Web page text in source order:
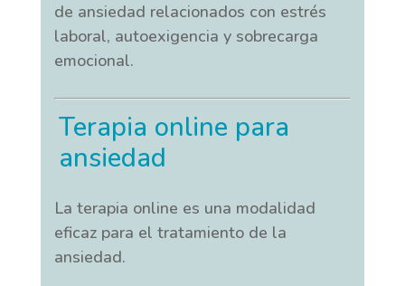
de ansiedad relacionados con estrés
laboral, autoexigencia y sobrecarga
emocional.
Terapia online para
ansiedad
La terapia online es una modalidad
eficaz para el tratamiento de la
ansiedad.